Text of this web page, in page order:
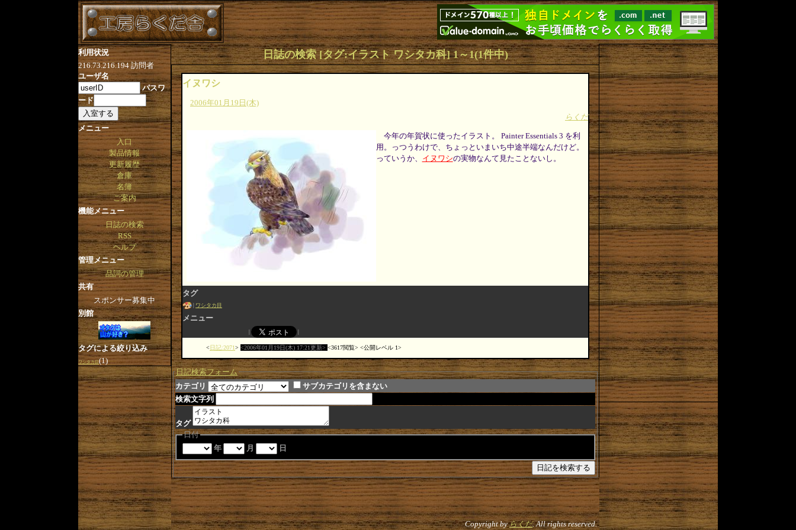
日誌の検索 [タグ:イラスト ワシタカ科] 1～1(1件中)
イヌワシ
2006年01月19日(木)
らくだ
今年の年賀状に使ったイラスト。 Painter Essentials 3 を利
用。っつうわけで、ちょっといまいち中途半端なんだけど。
っていうか、 イヌワシの実物なんて見たことないし。
タグ
ワシタカ目
メニュー
日記:2071 2006年01月19日(木) 17:21更新 3617閲覧 公開レベル 1
日記検索フォーム
カテゴリ
サブカテゴリを含まない
検索文字列
タグ
日付
年
月 日
利用状況
216.73.216.194訪問者
ユーザ名
パスワ
ード
メニュー
入口
製品情報
更新履歴
倉庫
名簿
ご案内
機能メニュー
日誌の検索
RSS
ヘルプ
管理メニュー
品詞の管理
共有
スポンサー募集中
別館
タグによる絞り込み
ワシタカ目 (1)
Copyright byらくだ. All rights reserved.